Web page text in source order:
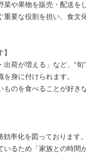
や果物を販売・配送を
重要な役割を担い、食文
出荷が増える」など、“
身に付けられます。
ものを食べることが好き
率化を図っております
いるため「家族との時間